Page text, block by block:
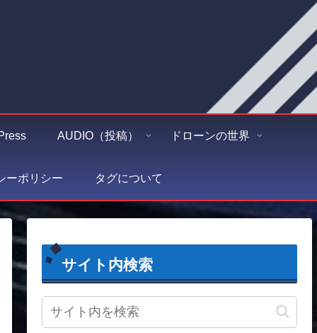
AUDIO（投稿） ドローンの世界
ーポリシー タグについて
サイト内検索